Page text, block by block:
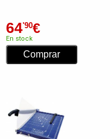
64'90€
En stock